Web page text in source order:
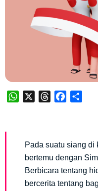
WhatsApp ThreadsFacebook
Pada suatu siang di
bertemu dengan
Berbicara tentang
bercerita tentang